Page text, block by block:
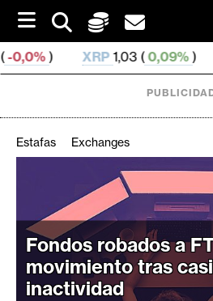
i
p
t
o
XRP1,03 ( 0,09%) SOL75,88 (
r
i
p
t
o
Estafas Exchanges
Fondos robados a
movimiento tras
inactividad